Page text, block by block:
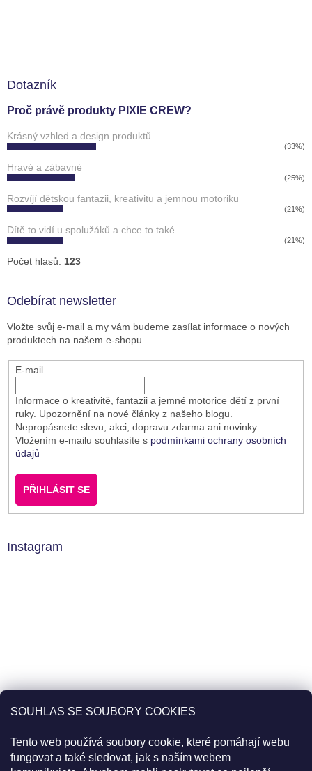
SOUHLAS SE SOUBORY COOKIES
Tento web používá soubory cookie, které pomáhají webu
fungovat a také sledovat, jak s naším webem
Dotazník
Proč právě produkty PIXIE CREW?
Krásný vzhled a design produktů
(33%)
Hravé a zábavné
(25%)
Rozvíjí dětskou fantazii, kreativitu a jemnou motoriku
(21%)
Dítě to vidí u spolužáků a chce to také
(21%)
Počet hlasů: 123
Odebírat newsletter
Vložte svůj e-mail a my vám budeme zasílat informace o nových
produktech na našem e-shopu.
E-mail
Informace o kreativitě, fantazii a jemné motorice dětí z první
ruky. Upozornění na nové články z našeho blogu.
Nepropásnete slevu, akci, dopravu zdarma ani novinky.
Vložením e-mailu souhlasíte s podmínkami ochrany osobních
údajů
PŘIHLÁSIT SE
Instagram